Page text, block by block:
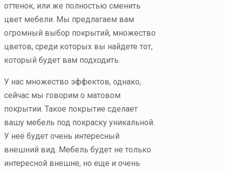
оттенок, или же полностью сменить
цвет мебели. Мы предлагаем вам
огромный выбор покрытий, множество
цветов, среди которых вы найдете тот,
который будет вам подходить.
У нас множество эффектов, однако,
сейчас мы говорим о матовом
покрытии. Такое покрытие сделает
вашу мебель под покраску уникальной.
У неё будет очень интересный
внешний вид. Мебель будет не только
интересной внешне, но еще и очень